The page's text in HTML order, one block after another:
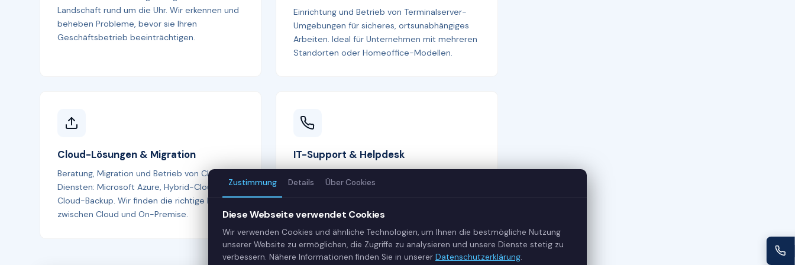
Landschaft rund um die Uhr. Wir erkennen und
beheben Probleme, bevor sie Ihren
Geschäftsbetrieb beeinträchtigen.
Einrichtung und Betrieb von Terminalserver-
Umgebungen für sicheres, ortsunabhängiges
Arbeiten. Ideal für Unternehmen mit mehreren
Standorten oder Homeoffice-Modellen.
Cloud-Lösungen & Migration
Beratung, Migration und Betrieb von Cloud-
Diensten: Microsoft Azure, Hybrid-Cloud und
Cloud-Backup. Wir finden die richtige Balance
zwischen Cloud und On-Premise.
IT-Support & Helpdesk
Bedarf vor Ort. Unser Helpdesk ist Ihr erster
kompetent, freundlich und lösungsorientiert.
Zustimmung Details Über Cookies
Diese Webseite verwendet Cookies
Wir verwenden Cookies und ähnliche Technologien, um Ihnen die bestmögliche Nutzung
unserer Website zu ermöglichen, die Zugriffe zu analysieren und unsere Dienste stetig zu
verbessern. Nähere Informationen finden Sie in unserer Datenschutzerklärung.